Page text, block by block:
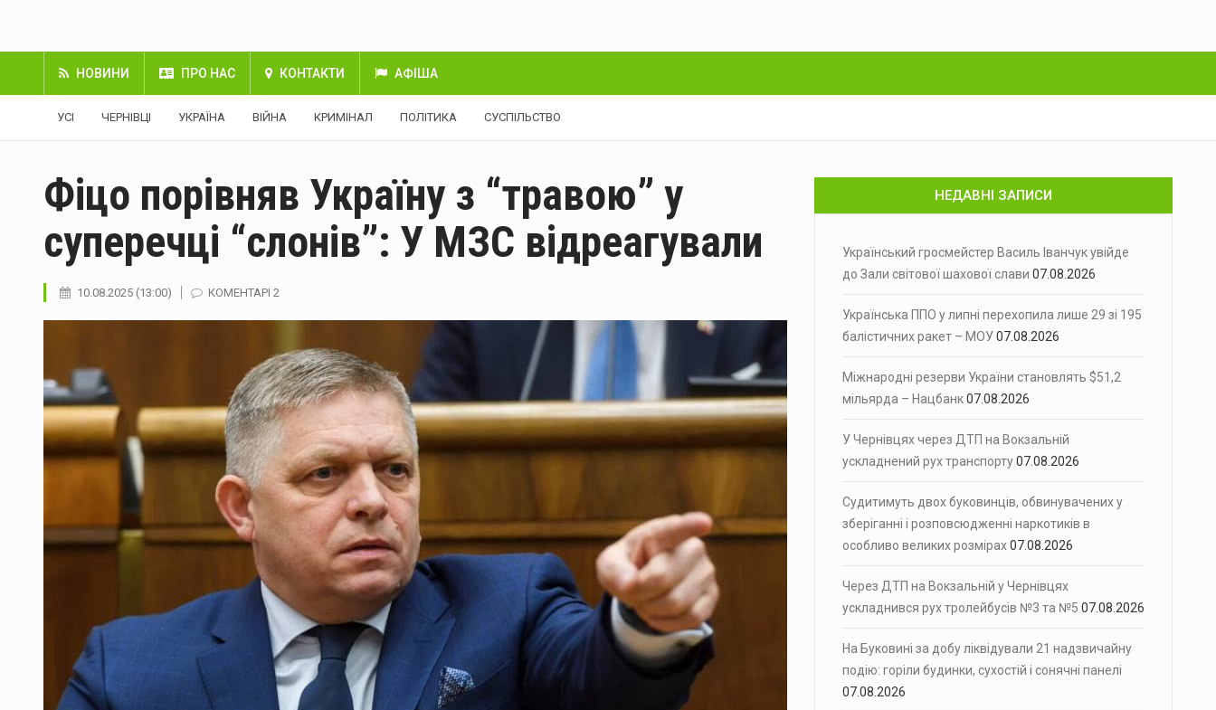
НОВИНИ ПРО НАС КОНТАКТИ АФІША
УСІ ЧЕРНІВЦІ УКРАЇНА ВІЙНА КРИМІНАЛ ПОЛІТИКА СУСПІЛЬСТВО
Фіцо порівняв Україну з “травою” у
суперечці “слонів”: У МЗС відреагували
10.08.2025 (13:00) КОМЕНТАРІ 2
НЕДАВНІ ЗАПИСИ
Український гросмейстер Василь Іванчук увійде
до Зали світової шахової слави 07.08.2026
Українська ППО у липні перехопила лише 29 зі 195
балістичних ракет – МОУ07.08.2026
Міжнародні резерви України становлять $51,2
мільярда – Нацбанк07.08.2026
У Чернівцях через ДТП на Вокзальній
ускладнений рух транспорту07.08.2026
Судитимуть двох буковинців, обвинувачених у
зберіганні і розповсюдженні наркотиків в
особливо великих розмірах07.08.2026
Через ДТП на Вокзальній у Чернівцях
ускладнився рух тролейбусів №3 та №5 07.08.2026
На Буковині за добу ліквідували 21 надзвичайну
подію: горіли будинки, сухостій і сонячні панелі
07.08.2026